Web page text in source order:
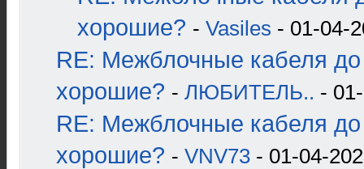
хорошие? - Vasiles - 01-04-
RE: Межблочные кабеля до
хорошие? - ЛЮБИТЕЛЬ.. -
RE: Межблочные кабеля до
хорошие? - VNV73 - 01-04-